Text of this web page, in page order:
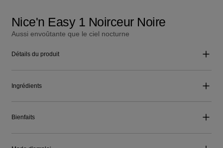
Nice'n Easy 1 Noirceur Noire
Aussi envoûtante que le ciel nocturne
Détails du produit
Ingrédients
Bienfaits